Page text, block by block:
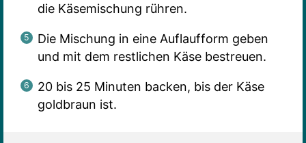
die Käsemischung rühren.
Die Mischung in eine Auflaufform geben
und mit dem restlichen Käse bestreuen.
20 bis 25 Minuten backen, bis der Käse
goldbraun ist.